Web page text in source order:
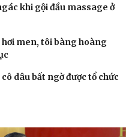
khi gội đầu massage ở
men, tôi bàng hoàng
dâu bất ngờ được tổ chức